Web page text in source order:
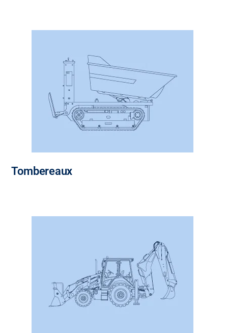
Tombereaux